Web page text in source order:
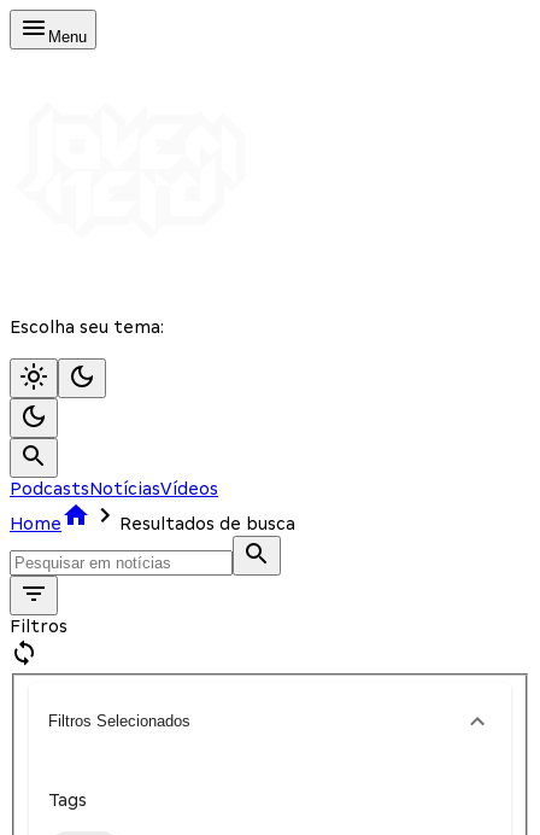
Menu
Escolha seu tema:
PodcastsNotíciasVídeos
Home
Resultados de busca
Filtros
Filtros Selecionados
Tags